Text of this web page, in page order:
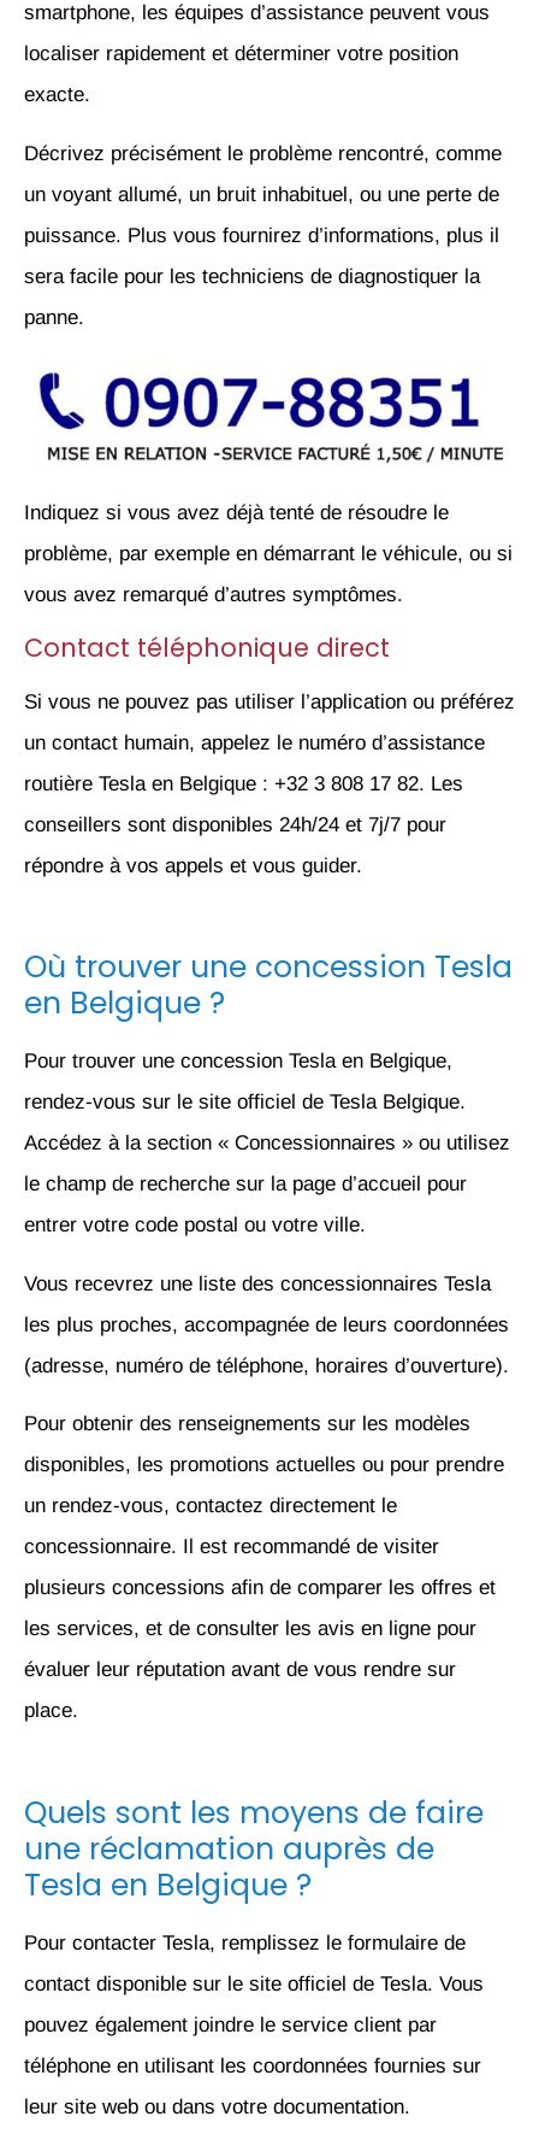
smartphone, les équipes d’assistance peuvent vous
localiser rapidement et déterminer votre position
exacte.
Décrivez précisément le problème rencontré, comme
un voyant allumé, un bruit inhabituel, ou une perte de
puissance. Plus vous fournirez d’informations, plus il
sera facile pour les techniciens de diagnostiquer la
panne.
Indiquez si vous avez déjà tenté de résoudre le
problème, par exemple en démarrant le véhicule, ou si
vous avez remarqué d’autres symptômes.
Contact téléphonique direct
Si vous ne pouvez pas utiliser l’application ou préférez
un contact humain, appelez le numéro d’assistance
routière Tesla en Belgique : +32 3 808 17 82. Les
conseillers sont disponibles 24h/24 et 7j/7 pour
répondre à vos appels et vous guider.
Où trouver une concession Tesla
en Belgique ?
Pour trouver une concession Tesla en Belgique,
rendez-vous sur le site officiel de Tesla Belgique.
Accédez à la section « Concessionnaires » ou utilisez
le champ de recherche sur la page d’accueil pour
entrer votre code postal ou votre ville.
Vous recevrez une liste des concessionnaires Tesla
les plus proches, accompagnée de leurs coordonnées
(adresse, numéro de téléphone, horaires d’ouverture).
Pour obtenir des renseignements sur les modèles
disponibles, les promotions actuelles ou pour prendre
un rendez-vous, contactez directement le
concessionnaire. Il est recommandé de visiter
plusieurs concessions afin de comparer les offres et
les services, et de consulter les avis en ligne pour
évaluer leur réputation avant de vous rendre sur
place.
Quels sont les moyens de faire
une réclamation auprès de
Tesla en Belgique ?
Pour contacter Tesla, remplissez le formulaire de
contact disponible sur le site officiel de Tesla. Vous
pouvez également joindre le service client par
téléphone en utilisant les coordonnées fournies sur
leur site web ou dans votre documentation.